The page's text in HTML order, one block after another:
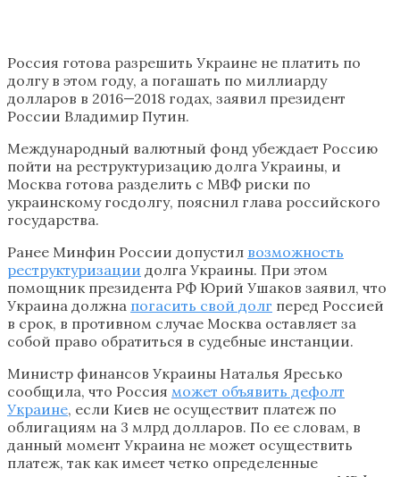
Россия готова разрешить Украине не платить по
долгу в этом году, а погашать по миллиарду
долларов в 2016—2018 годах, заявил президент
России Владимир Путин.
Международный валютный фонд убеждает Россию
пойти на реструктуризацию долга Украины, и
Москва готова разделить с МВФ риски по
украинскому госдолгу, пояснил глава российского
государства.
Ранее Минфин России допустил возможность
реструктуризации долга Украины. При этом
помощник президента РФ Юрий Ушаков заявил, что
Украина должна погасить свой долг перед Россией
в срок, в противном случае Москва оставляет за
собой право обратиться в судебные инстанции.
Министр финансов Украины Наталья Яресько
сообщила, что Россия может объявить дефолт
Украине, если Киев не осуществит платеж по
облигациям на 3 млрд долларов. По ее словам, в
данный момент Украина не может осуществить
платеж, так как имеет четко определенные